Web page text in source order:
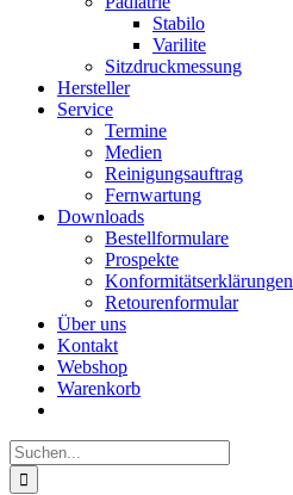
Stabilo
Varilite
Sitzdruckmessung
Hersteller
Service
Termine
Medien
Reinigungsauftrag
Fernwartung
Downloads
Bestellformulare
Prospekte
Konformitätserklärungen
Retourenformular
Über uns
Kontakt
Webshop
Warenkorb
Suche
nach: